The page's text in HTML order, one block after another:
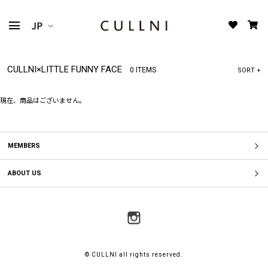
CULLNI×LITTLE FUNNY FACE 0 ITEMS SORT +
現在、商品はございません。
MEMBERS
ABOUT US
© CULLNI all rights reserved.